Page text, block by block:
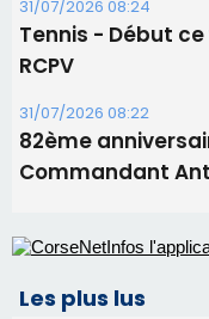
06/08/2026 15:04
Alata - Soirée
Benedetto
05/08/2026 09:53
Biguglia : messe
procession le 14
Tennis - Début ce
RCPV